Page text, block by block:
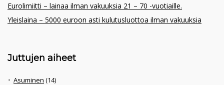
Eurolimiitti – lainaa ilman vakuuksia 21 – 70 -vuotiaille.
Yleislaina – 5000 euroon asti kulutusluottoa ilman vakuuksia
Juttujen aiheet
Asuminen (14)